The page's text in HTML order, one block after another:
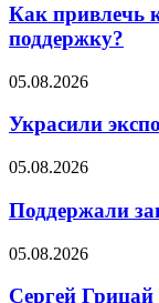
Как привлечь
поддержку?
05.08.2026
Украсили
05.08.2026
Поддержали
05.08.2026
Сергей